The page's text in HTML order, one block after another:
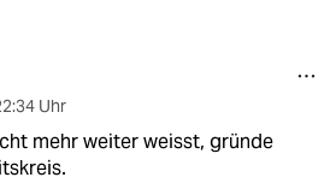
Uhr
mehr weiter weisst, gründe